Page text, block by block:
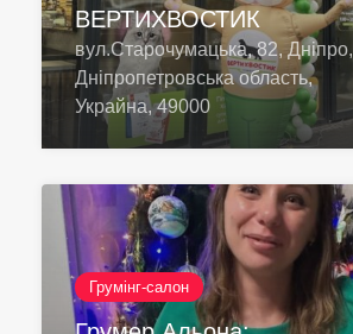
ВЕРТИХВОСТИК
вул.Старочумацька, 82, Дніпро,
Дніпропетровська область,
Украйна, 49000
Грумінг-салон